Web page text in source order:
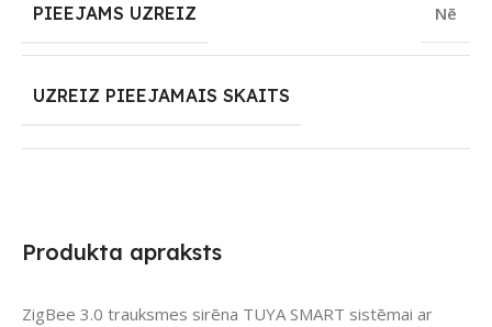
Produkta apraksts
ZigBee 3.0 trauksmes sirēna TUYA SMART sistēmai ar
PIEEJAMS UZREIZ Nē
UZREIZ PIEEJAMAIS SKAITS